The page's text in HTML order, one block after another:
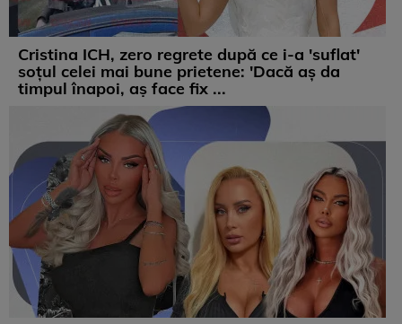
Cristina ICH, zero regrete după ce i-a 'suflat'
soțul celei mai bune prietene: 'Dacă aș da
timpul înapoi, aș face fix ...